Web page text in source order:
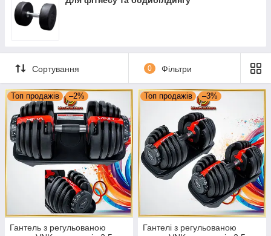
Сортування 0 Фільтри
Топ продажів –2%
Гантель з регульованою
Топ продажів –3%
Гантелі з регульованою